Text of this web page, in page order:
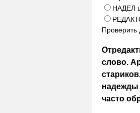
НАДЕЛ
Проверить
слово.
надежды
часто